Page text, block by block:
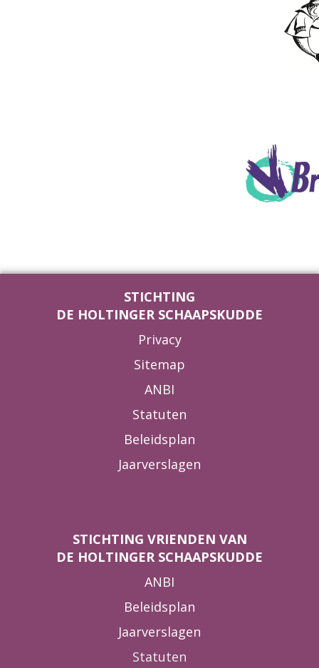
STICHTING
DE HOLTINGER SCHAAPSKUDDE
Privacy
Sitemap
ANBI
Statuten
Beleidsplan
Jaarverslagen
STICHTING VRIENDEN VAN
DE HOLTINGER SCHAAPSKUDDE
ANBI
Beleidsplan
Jaarverslagen
Statuten